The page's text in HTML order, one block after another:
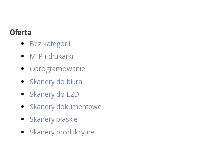
Oferta
Bez kategorii
MFP i drukarki
Oprogramowanie
Skanery do biura
Skanery do EZD
Skanery dokumentowe
Skanery płaskie
Skanery produkcyjne